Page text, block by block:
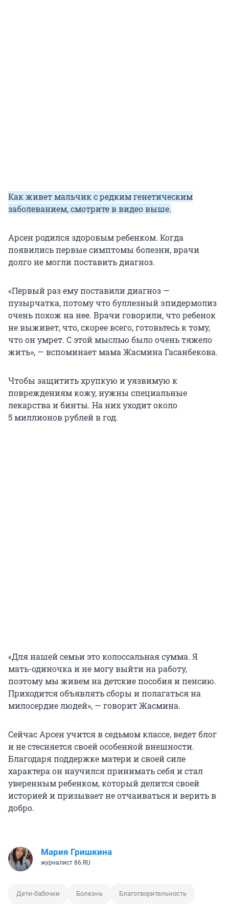
Как живет мальчик с редким генетическим
заболеванием, смотрите в видео выше.
Арсен родился здоровым ребенком. Когда
появились первые симптомы болезни, врачи
долго не могли поставить диагноз.
«Первый раз ему поставили диагноз —
пузырчатка, потому что буллезный эпидермолиз
очень похож на нее. Врачи говорили, что ребенок
не выживет, что, скорее всего, готовьтесь к тому,
что он умрет. С этой мыслью было очень тяжело
жить», — вспоминает мама Жасмина Гасанбекова.
Чтобы защитить хрупкую и уязвимую к
повреждениям кожу, нужны специальные
лекарства и бинты. На них уходит около
5 миллионоврублей в год.
«Для нашей семьи это колоссальная сумма. Я
мать-одиночка и не могу выйти на работу,
поэтому мы живем на детские пособия и пенсию.
Приходится объявлять сборы и полагаться на
милосердие людей», — говорит Жасмина.
Сейчас Арсен учится в седьмом классе, ведет блог
и не стесняется своей особенной внешности.
Благодаря поддержке матери и своей силе
характера он научился принимать себя и стал
уверенным ребенком, который делится своей
историей и призывает не отчаиваться и верить в
добро.
Мария Гришкина
журналист 86.RU
Дети-бабочки Болезнь Благотворительность